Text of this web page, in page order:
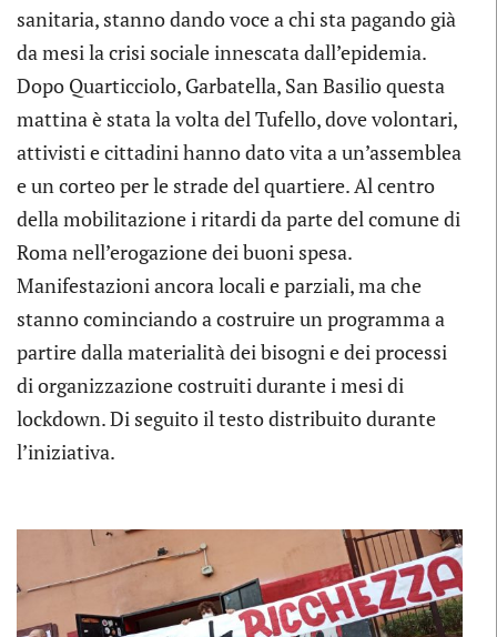
sanitaria, stanno dando voce a chi sta pagando già
da mesi la crisi sociale innescata dall’epidemia.
Dopo Quarticciolo, Garbatella, San Basilio questa
mattina è stata la volta del Tufello, dove volontari,
attivisti e cittadini hanno dato vita a un’assemblea
e un corteo per le strade del quartiere. Al centro
della mobilitazione i ritardi da parte del comune di
Roma nell’erogazione dei buoni spesa.
Manifestazioni ancora locali e parziali, ma che
stanno cominciando a costruire un programma a
partire dalla materialità dei bisogni e dei processi
di organizzazione costruiti durante i mesi di
lockdown. Di seguito il testo distribuito durante
l’iniziativa.